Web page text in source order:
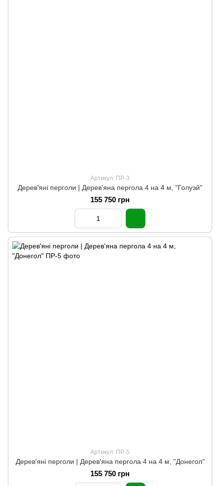
Артикул: ПР-3
Дерев'яні перголи | Дерев'яна пергола 4 на 4 м, "Голуэй"
155 750 грн
Артикул: ПР-5
Дерев'яні перголи | Дерев'яна пергола 4 на 4 м, "Донегол"
155 750 грн